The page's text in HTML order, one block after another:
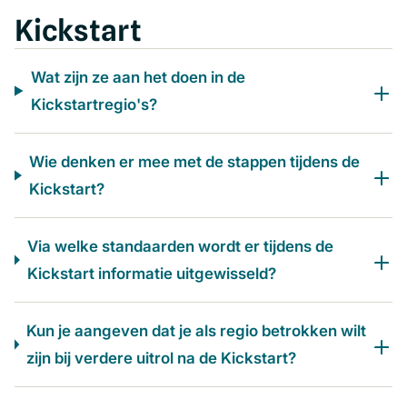
Kickstart
Wat zijn ze aan het doen in de
Kickstartregio's?
Wie denken er mee met de stappen tijdens de
Kickstart?
Via welke standaarden wordt er tijdens de
Kickstart informatie uitgewisseld?
Kun je aangeven dat je als regio betrokken wilt
zijn bij verdere uitrol na de Kickstart?